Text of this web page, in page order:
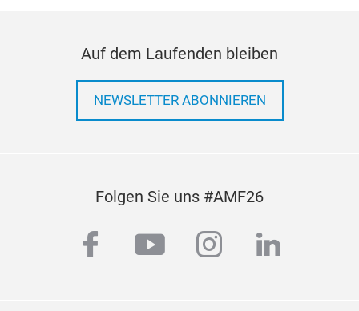
Auf dem Laufenden bleiben
NEWSLETTER ABONNIEREN
Folgen Sie uns #AMF26
facebook
youtubeinstagram
linkedin